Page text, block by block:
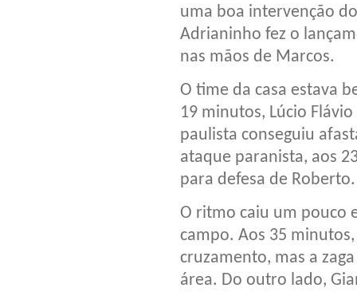
uma boa intervenção
Adrianinho fez o
nas mãos de Marcos.
O time da casa estava
19 minutos, Lúcio
paulista conseguiu
ataque paranista, aos
para defesa de Roberto.
O ritmo caiu um pouco
campo. Aos 35
cruzamento, mas a
área. Do outro lado,